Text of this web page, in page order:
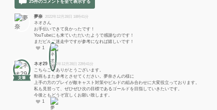
25件のコメントを全て表示する
夢奈 2022年12月28日 18時41分
ネオさん
お手伝いできて良かったです！
YouTubeにも来ていただいたようで感謝なのです！
まだビルド迷走中ですが参考になれば嬉しいです！
1
文筆
ネオ29 2022年12月28日 22時41分
こちらこそありがとうございます。
動画もまた参考とさせてください。夢奈さんの様に
上手の方のプレイが敵キャスト対策やビルドの組み合わせに大変役立っております。
私も見習って、ぜひぜひ次の目標であるゴールドを目指していきたいです。
今後ともどうぞ宜しくお願い致します。
1